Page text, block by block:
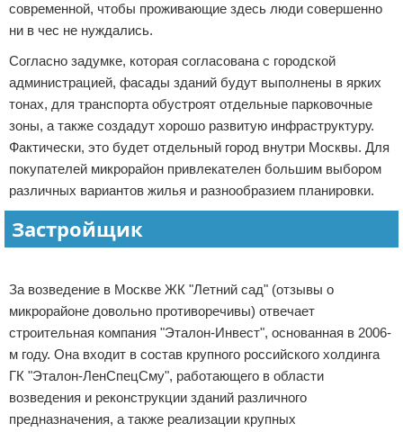
современной, чтобы проживающие здесь люди совершенно
ни в чес не нуждались.
Согласно задумке, которая согласована с городской
администрацией, фасады зданий будут выполнены в ярких
тонах, для транспорта обустроят отдельные парковочные
зоны, а также создадут хорошо развитую инфраструктуру.
Фактически, это будет отдельный город внутри Москвы. Для
покупателей микрорайон привлекателен большим выбором
различных вариантов жилья и разнообразием планировки.
Застройщик
За возведение в Москве ЖК "Летний сад" (отзывы о
микрорайоне довольно противоречивы) отвечает
строительная компания "Эталон-Инвест", основанная в 2006-
м году. Она входит в состав крупного российского холдинга
ГК "Эталон-ЛенСпецСму", работающего в области
возведения и реконструкции зданий различного
предназначения, а также реализации крупных